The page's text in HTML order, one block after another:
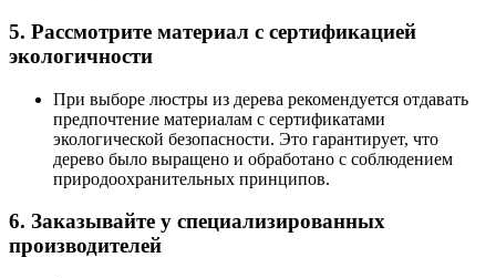
5. Рассмотрите материал с сертификацией
экологичности
При выборе люстры из дерева рекомендуется отдавать
предпочтение материалам с сертификатами
экологической безопасности. Это гарантирует, что
дерево было выращено и обработано с соблюдением
природоохранительных принципов.
6. Заказывайте у специализированных
производителей